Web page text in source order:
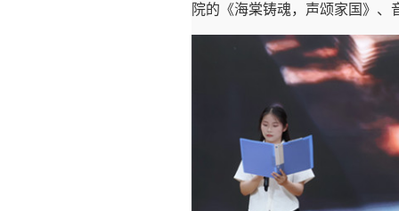
院的《海棠铸魂，声颂家国》、